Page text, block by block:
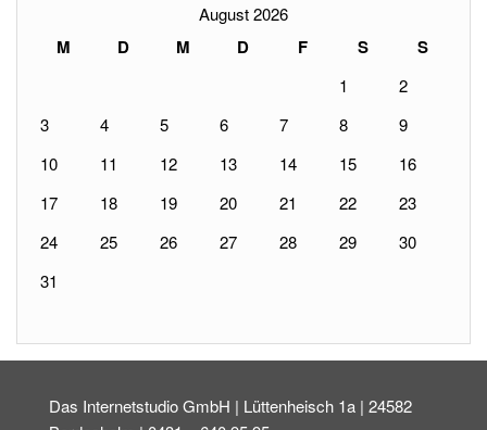
August 2026
M D M D F S S
1
2
3
4 5 6 7 8
9
10
11 12 13 14 15
16
17
18 19 20 21 22
23
24
25 26 27 28 29
30
31
Das Internetstudio GmbH | Lüttenheisch 1a | 24582